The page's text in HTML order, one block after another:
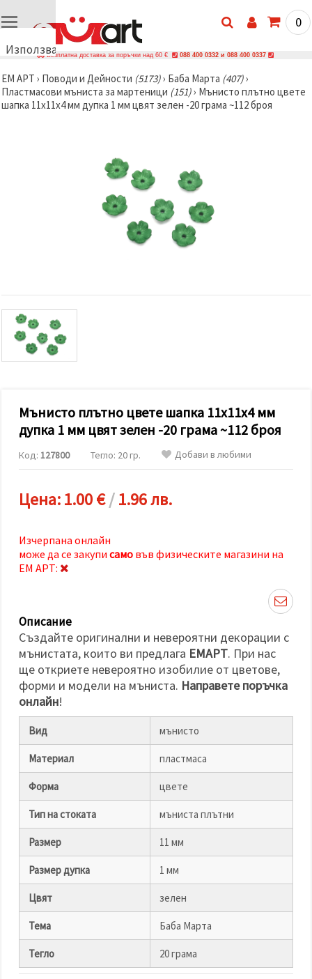
Използваме
🍪
Използваме
бисквитки
показваме
релевантно
съдържание
и реклами,
включително
с помощта
маркетинг.
Можеш да
съгласиш
"бисквитки"
"Приеми
всички!"
или да
посочиш
избереш
дадения
"бисквитки"
и кликнеш
бутона
"Запази"
Приеми
всички
на
0
Безплатна доставка за поръчки над 60 € 088 400 0332 и 088 400 0337
ЕМ АРТ › Поводи и Дейности (5173)› Баба Марта (407)›
Пластмасови мъниста за мартеници (151)› Мънисто плътно цвете
шапка 11x11x4 мм дупка 1 мм цвят зелен -20 грама ~112 броя
Мънисто плътно цвете шапка 11x11x4 мм
дупка 1 мм цвят зелен -20 грама ~112 броя
Код: 127800 Тегло: 20 гр. Добави в любими
Цена:1.00 €/1.96 лв.
Изчерпана онлайн
може да се закупи само във физическите магазини на
ЕМ АРТ:
Описание
Създайте оригинални и невероятни декорации с
мънистата, които ви предлага ЕМАРТ. При нас
ще откриете невероятно изобилие от цветове,
форми и модели на мъниста. Направете поръчка
онлайн!
Вид мънисто
Материал пластмаса
Форма цвете
Тип на стоката мъниста плътни
Размер 11 мм
Размер дупка 1 мм
Цвят зелен
Тема Баба Марта
Тегло 20 грама